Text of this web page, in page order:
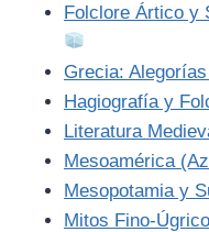
Folclore Ártico y
Grecia:
Hagiografía y
Literatura
Mesoamérica
Mesopotamia y
Mitos Fino-